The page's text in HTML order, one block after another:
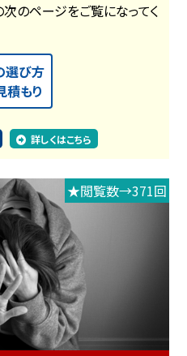
次のページをご覧になってく
選び方
積もり
詳しくはこちら
★閲覧数→371回